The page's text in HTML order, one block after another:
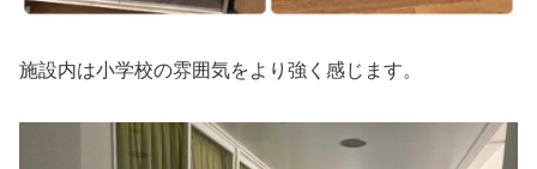
施設内は小学校の雰囲気をより強く感じます。